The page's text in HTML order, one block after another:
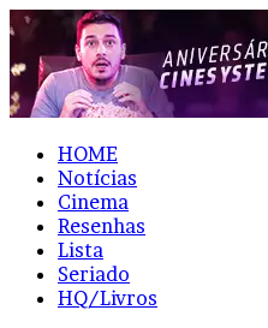
HOME
Notícias
Cinema
Resenhas
Lista
Seriado
HQ/Livros